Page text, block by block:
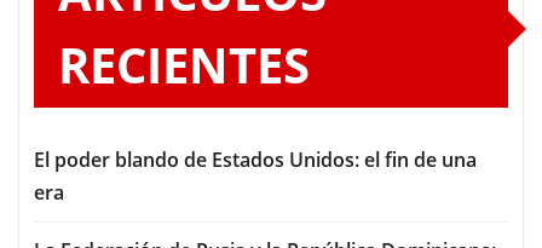
RECIENTES
El poder blando de Estados Unidos: el fin de una
era